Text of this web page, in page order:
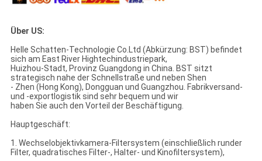
Über US:
Helle Schatten-Technologie Co.Ltd (Abkürzung: BST) befindet
sich am East River Hightechindustriepark,
Huizhou-Stadt, Provinz Guangdong in China. BST sitzt
strategisch nahe der Schnellstraße und neben Shen
- Zhen (Hong Kong), Dongguan und Guangzhou. Fabrikversand-
und -exportlogistik sind sehr bequem und wir
haben Sie auch den Vorteil der Beschäftigung.
Hauptgeschäft:
1. Wechselobjektivkamera-Filtersystem (einschließlich runder
Filter, quadratisches Filter-, Halter- und Kinofiltersystem),